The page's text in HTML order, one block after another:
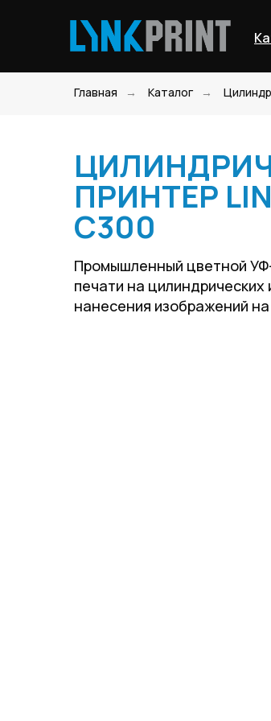
Главная → Каталог →
ПРИНТЕР
С300
Промышленный цветной
печати на
нанесения изображений